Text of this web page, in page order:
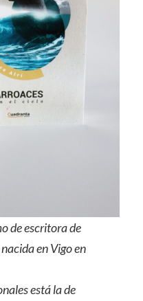
de escritora de
en Vigo en
está la de